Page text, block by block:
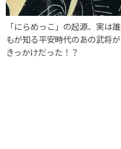
「にらめっこ」の起源、実は誰
もが知る平安時代のあの武将が
きっかけだった！？